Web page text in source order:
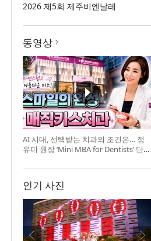
2026 제5회 제주비엔날레
동영상
AI 시대, 선택받는 치과의 조건은… 정
유미 원장 ‘Mini MBA for Dentists’ 단독
인기 사진